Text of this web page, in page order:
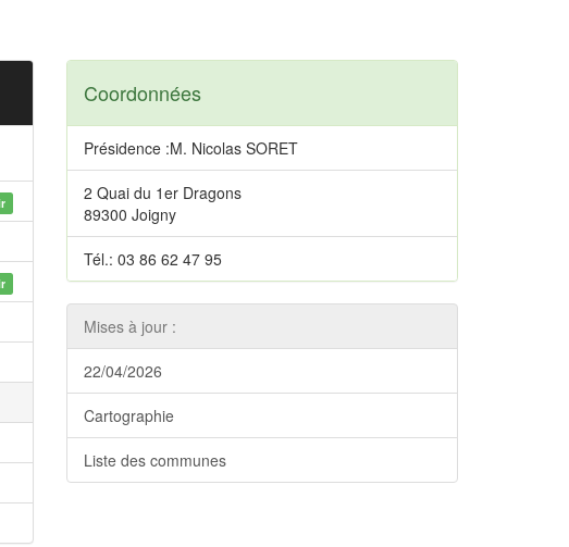
Coordonnées
Présidence :M. Nicolas SORET
2 Quai du 1er Dragons
89300 Joigny
Tél.: 03 86 62 47 95
Mises à jour :
22/04/2026
Cartographie
Liste des communes